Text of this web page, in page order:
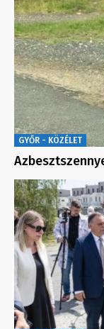
GYŐR - KÖZÉLET